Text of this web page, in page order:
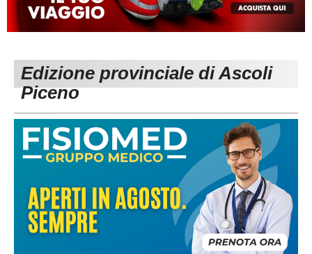
MACERATA
Carica la tua Rosa
ECCELLENZA
1^ CATEGORIA
3^ CATEGORIA
GIOVANILI
REGIONALI
Edizione provinciale di Ascoli
Piceno